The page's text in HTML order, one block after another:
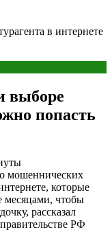
в интернете
выборе
попасть
мошеннических
которые
месяцами, чтобы
рассказал
РФ